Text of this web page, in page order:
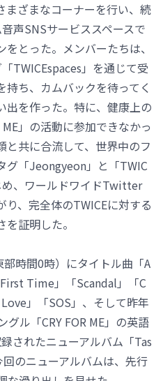
まざまなコーナーを行い、続
声SNSサービススペースで
とった。メンバーたちは、
TWICEspaces」を通じて受
ち、カムバックを待ってく
出を作った。特に、健康上の
」の活動に参加できなかっ
と共に合流して、世界中のフ
グ「Jeongyeon」と「TWIC
め、ワールドワイドTwitter
、完全体のTWICEに対する
証明した。
時間0時）にタイトル曲「A
Time」「Scandal」「C
」「SOS」、そして昨年
ル「CRY FOR ME」の英語
されたニューアルバム「Tas
のニューアルバムは、先行